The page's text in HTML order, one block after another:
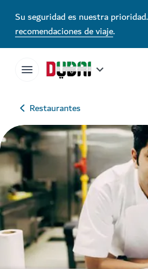
Su seguridad es nuestra prioridad.
recomendaciones de viaje.
Restaurantes